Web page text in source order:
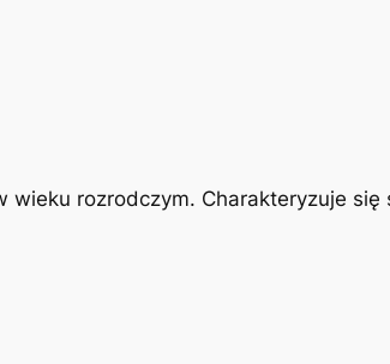
rozrodczym. Charakteryzuje się